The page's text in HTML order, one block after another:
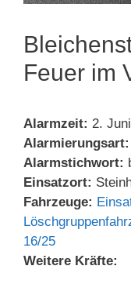
Feuer im
Alarmzeit: 2.
Alarmierungsart:
Alarmstichwort:
Einsatzort:
Fahrzeuge:
16/25
Weitere Kräfte: